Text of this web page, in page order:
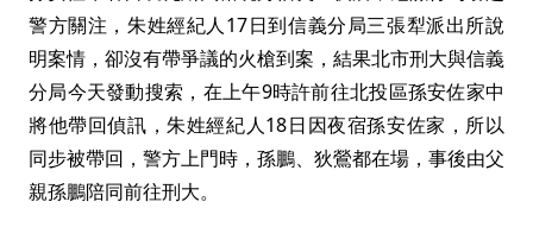
警方關注，朱姓經紀人17日到信義分局三張犁派出所說
明案情，卻沒有帶爭議的火槍到案，結果北市刑大與信義
分局今天發動搜索，在上午9時許前往北投區孫安佐家中
將他帶回偵訊，朱姓經紀人18日因夜宿孫安佐家，所以
同步被帶回，警方上門時，孫鵬、狄鶯都在場，事後由父
親孫鵬陪同前往刑大。